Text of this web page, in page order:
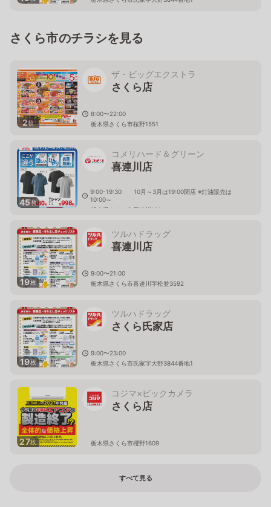
さくら市のチラシを見る
2枚
ザ・ビッグエクストラ
さくら店
8:00〜22:00
栃木県さくら市桜野1551
45枚
コメリハード＆グリーン
喜連川店
9:00-19:30 10月～3月は19:00閉店 ※灯油販売は
10:00～
栃木県さくら市喜連川122
19枚
ツルハドラッグ
喜連川店
9:00〜21:00
栃木県さくら市喜連川字松並3592
19枚
ツルハドラッグ
さくら氏家店
9:00〜23:00
栃木県さくら市氏家字大野3844番地1
27枚
コジマ×ビックカメラ
さくら店
栃木県さくら市櫻野1609
すべて見る